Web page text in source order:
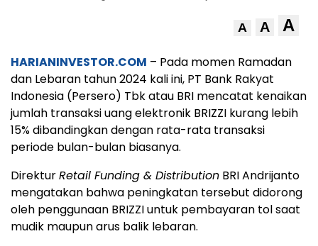
A A A
HARIANINVESTOR.COM – Pada momen Ramadan
dan Lebaran tahun 2024 kali ini, PT Bank Rakyat
Indonesia (Persero) Tbk atau BRI mencatat kenaikan
jumlah transaksi uang elektronik BRIZZI kurang lebih
15% dibandingkan dengan rata-rata transaksi
periode bulan-bulan biasanya.
DirekturRetail Funding & Distribution BRI Andrijanto
mengatakan bahwa peningkatan tersebut didorong
oleh penggunaan BRIZZI untuk pembayaran tol saat
mudik maupun arus balik lebaran.